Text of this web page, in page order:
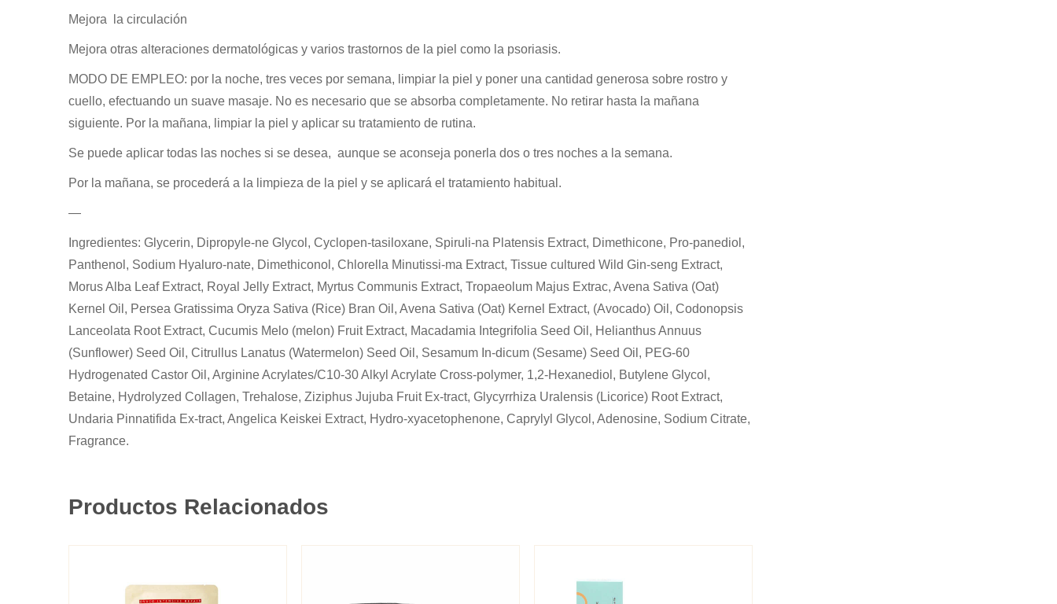
Mejora la circulación
Mejora otras alteraciones dermatológicas y varios trastornos de la piel como la psoriasis.
MODO DE EMPLEO: por la noche, tres veces por semana, limpiar la piel y poner una cantidad generosa sobre rostro y
cuello, efectuando un suave masaje. No es necesario que se absorba completamente. No retirar hasta la mañana
siguiente. Por la mañana, limpiar la piel y aplicar su tratamiento de rutina.
Se puede aplicar todas las noches si se desea, aunque se aconseja ponerla dos o tres noches a la semana.
Por la mañana, se procederá a la limpieza de la piel y se aplicará el tratamiento habitual.
—
Ingredientes: Glycerin, Dipropyle-ne Glycol, Cyclopen-tasiloxane, Spiruli-na Platensis Extract, Dimethicone, Pro-panediol,
Panthenol, Sodium Hyaluro-nate, Dimethiconol, Chlorella Minutissi-ma Extract, Tissue cultured Wild Gin-seng Extract,
Morus Alba Leaf Extract, Royal Jelly Extract, Myrtus Communis Extract, Tropaeolum Majus Extrac, Avena Sativa (Oat)
Kernel Oil, Persea Gratissima Oryza Sativa (Rice) Bran Oil, Avena Sativa (Oat) Kernel Extract, (Avocado) Oil, Codonopsis
Lanceolata Root Extract, Cucumis Melo (melon) Fruit Extract, Macadamia Integrifolia Seed Oil, Helianthus Annuus
(Sunflower) Seed Oil, Citrullus Lanatus (Watermelon) Seed Oil, Sesamum In-dicum (Sesame) Seed Oil, PEG-60
Hydrogenated Castor Oil, Arginine Acrylates/C10-30 Alkyl Acrylate Cross-polymer, 1,2-Hexanediol, Butylene Glycol,
Betaine, Hydrolyzed Collagen, Trehalose, Ziziphus Jujuba Fruit Ex-tract, Glycyrrhiza Uralensis (Licorice) Root Extract,
Undaria Pinnatifida Ex-tract, Angelica Keiskei Extract, Hydro-xyacetophenone, Caprylyl Glycol, Adenosine, Sodium Citrate,
Fragrance.
Productos Relacionados